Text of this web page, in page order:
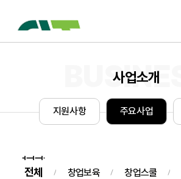
사업소개
지원사항 주요사업
전체 창업보육 창업스쿨